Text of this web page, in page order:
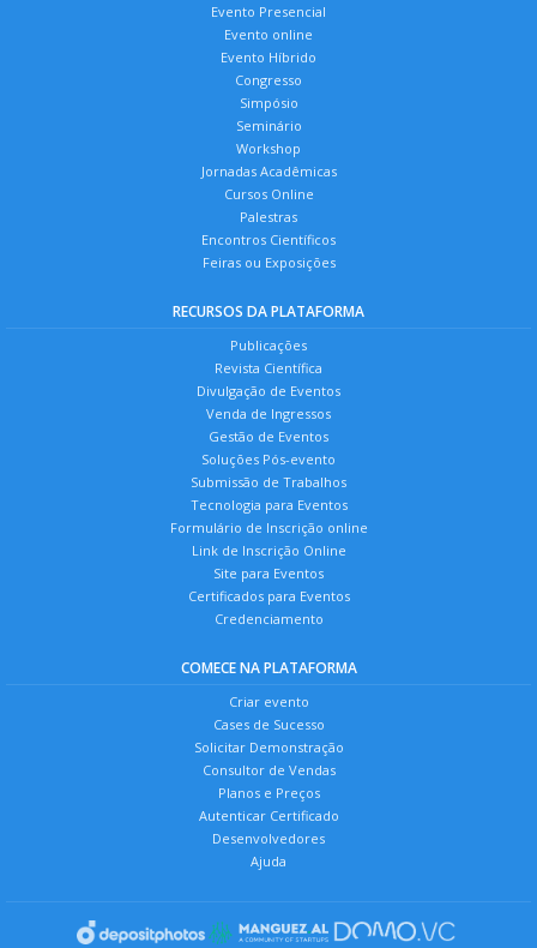
Evento Presencial
Evento online
Evento Híbrido
Congresso
Simpósio
Seminário
Workshop
Jornadas Acadêmicas
Cursos Online
Palestras
Encontros Científicos
Feiras ou Exposições
RECURSOS DA PLATAFORMA
Publicações
Revista Científica
Divulgação de Eventos
Venda de Ingressos
Gestão de Eventos
Soluções Pós-evento
Submissão de Trabalhos
Tecnologia para Eventos
Formulário de Inscrição online
Link de Inscrição Online
Site para Eventos
Certificados para Eventos
Credenciamento
COMECE NA PLATAFORMA
Criar evento
Cases de Sucesso
Solicitar Demonstração
Consultor de Vendas
Planos e Preços
Autenticar Certificado
Desenvolvedores
Ajuda